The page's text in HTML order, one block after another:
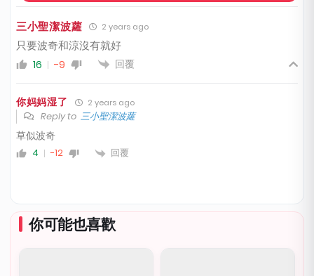
三小聖潔波蘿 2 years ago
只要波奇和涼沒有就好
16 -9 回覆
你妈妈湿了 2 years ago
Reply to 三小聖潔波蘿
草似波奇
4 -12 回覆
你可能也喜歡